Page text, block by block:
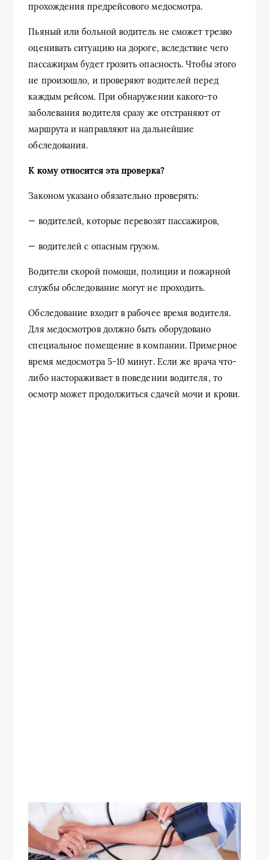
прохождения предрейсового медосмотра.
Пьяный или больной водитель не сможет трезво
оценивать ситуацию на дороге, вследствие чего
пассажирам будет грозить опасность. Чтобы этого
не произошло, и проверяют водителей перед
каждым рейсом. При обнаружении какого-то
заболевания водителя сразу же отстраняют от
маршрута и направляют на дальнейшие
обследования.
К кому относится эта проверка?
Законом указано обязательно проверять:
— водителей, которые перевозят пассажиров,
— водителей с опасным грузом.
Водители скорой помощи, полиции и пожарной
службы обследование могут не проходить.
Обследование входит в рабочее время водителя.
Для медосмотров должно быть оборудовано
специальное помещение в компании. Примерное
время медосмотра 5-10 минут. Если же врача что-
либо настораживает в поведении водителя, то
осмотр может продолжиться сдачей мочи и крови.